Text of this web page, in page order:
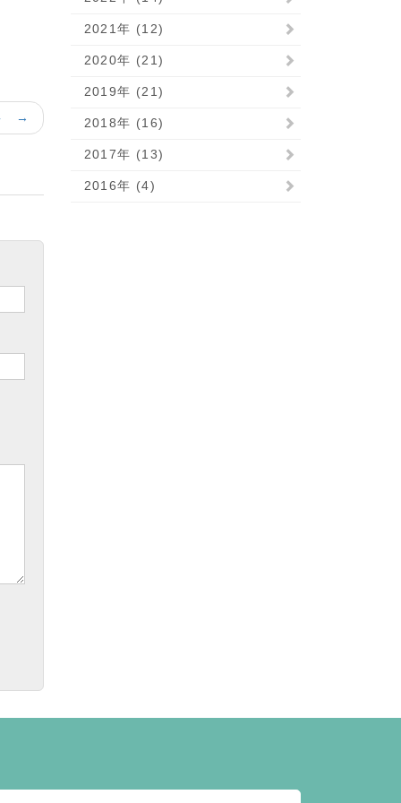
→
2021年 (12)
2020年 (21)
2019年 (21)
2018年 (16)
2017年 (13)
2016年 (4)